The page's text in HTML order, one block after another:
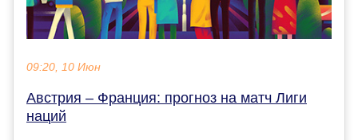
09:20, 10 Июн
Австрия – Франция: прогноз на матч Лиги
наций